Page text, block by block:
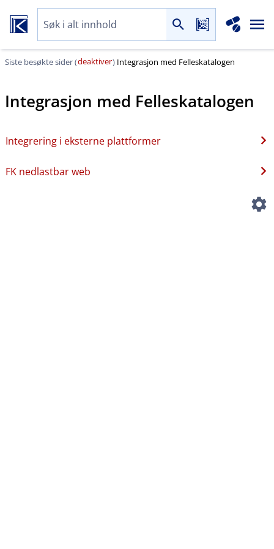
Siste besøkte sider (deaktiver) Integrasjon med Felleskatalogen
Integrasjon med Felleskatalogen
Integrering i eksterne plattformer
FK nedlastbar web